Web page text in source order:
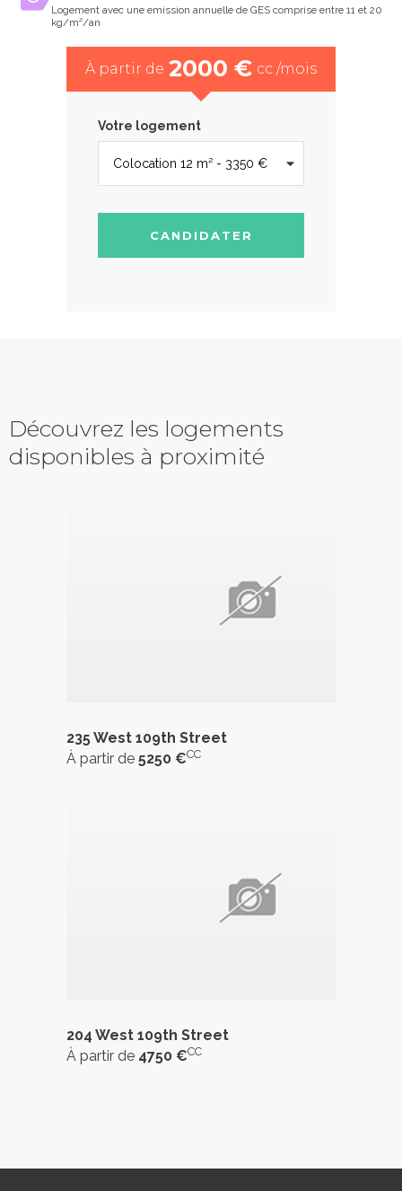
Logement avec une emission annuelle de GES comprise entre 11 et 20
kg/m²/an
À partir de 2000 € cc /mois
Votre logement
CANDIDATER
Découvrez les logements
disponibles à proximité
235 West 109th Street
À partir de 5250 €CC
204 West 109th Street
À partir de 4750 €CC